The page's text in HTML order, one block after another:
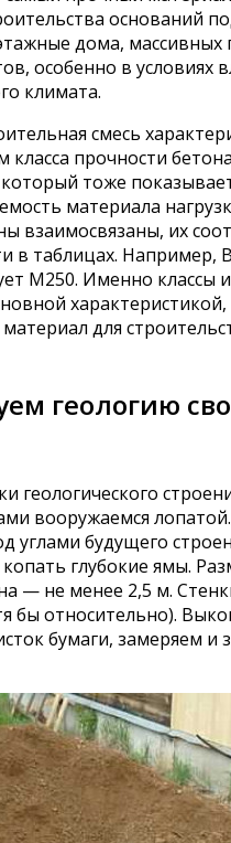
оснований
дома,
особенно в условиях
климата.
смесь
класса прочности
тоже
материала
взаимосвязаны, их
в таблицах. Например,
М250. Именно классы
для
геологию
геологического
вооружаемся
углами будущего
глубокие ямы.
— не менее 2,5 м.
бы относительно).
бумаги, замеряем и